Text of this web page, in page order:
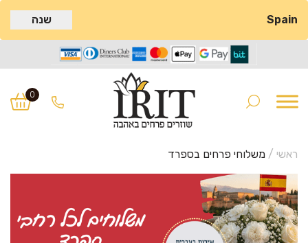
Spain שנה
to
navigation
to
content
0
ראשי / משלוחי פרחים בספרד